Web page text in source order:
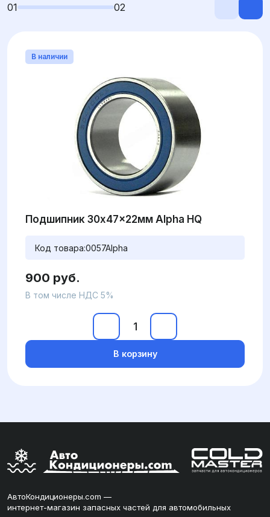
01 02
В наличии
Подшипник 30x47x22мм Alpha HQ
Код товара:0057Alpha
900 руб.
В том числе НДС 5%
В корзину
АвтоКондиционеры.com —
интернет-магазин запасных частей для автомобильных